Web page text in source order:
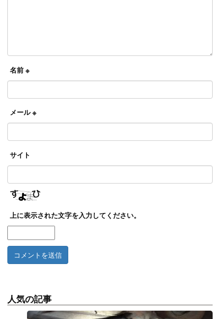
名前 ※
メール※
サイト
上に表示された文字を入力してください。
人気の記事